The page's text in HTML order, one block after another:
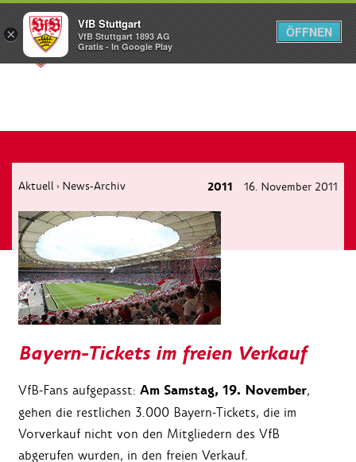
Menü
Aktuell › News-Archiv 2011 16. November 2011
Bayern-Tickets im freien Verkauf
VfB-Fans aufgepasst: Am Samstag, 19. November,
gehen die restlichen 3.000 Bayern-Tickets, die im
Vorverkauf nicht von den Mitgliedern des VfB
abgerufen wurden, in den freien Verkauf.
×
VfB Stuttgart
VfB Stuttgart 1893 AG
Gratis - In Google Play
ÖFFNEN